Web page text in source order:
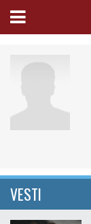
VESTI